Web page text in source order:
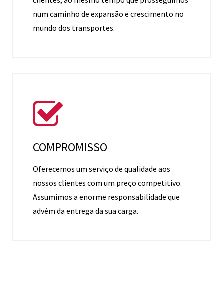
num caminho de expansão e crescimento no
mundo dos transportes.
COMPROMISSO
Oferecemos um serviço de qualidade aos
nossos clientes com um preço competitivo.
Assumimos a enorme responsabilidade que
advém da entrega da sua carga.